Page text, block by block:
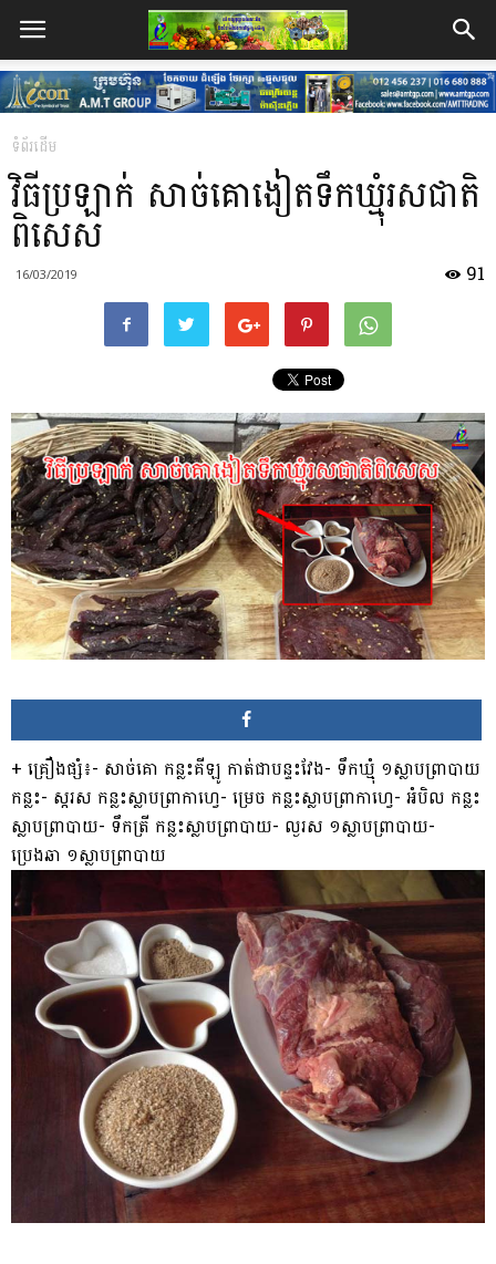
ទំព័រដើម
វិធីប្រឡាក់ សាច់គោងៀតទឹកឃ្មុំរសជាតិ
ពិសេស
16/03/2019 91
+ គ្រឿងផ្សំ៖- សាច់គោ កន្លះគីឡូ កាត់ជាបន្ទះវែង- ទឹកឃ្មុំ ១ស្លាបព្រាបាយ
កន្លះ- ស្ករស កន្លះស្លាបព្រាកាហ្វេ- ម្រេច កន្លះស្លាបព្រាកាហ្វេ- អំបិល កន្លះ
ស្លាបព្រាបាយ- ទឹកត្រី កន្លះស្លាបព្រាបាយ- ល្ងរស ១ស្លាបព្រាបាយ-
ប្រេងឆា ១ស្លាបព្រាបាយ